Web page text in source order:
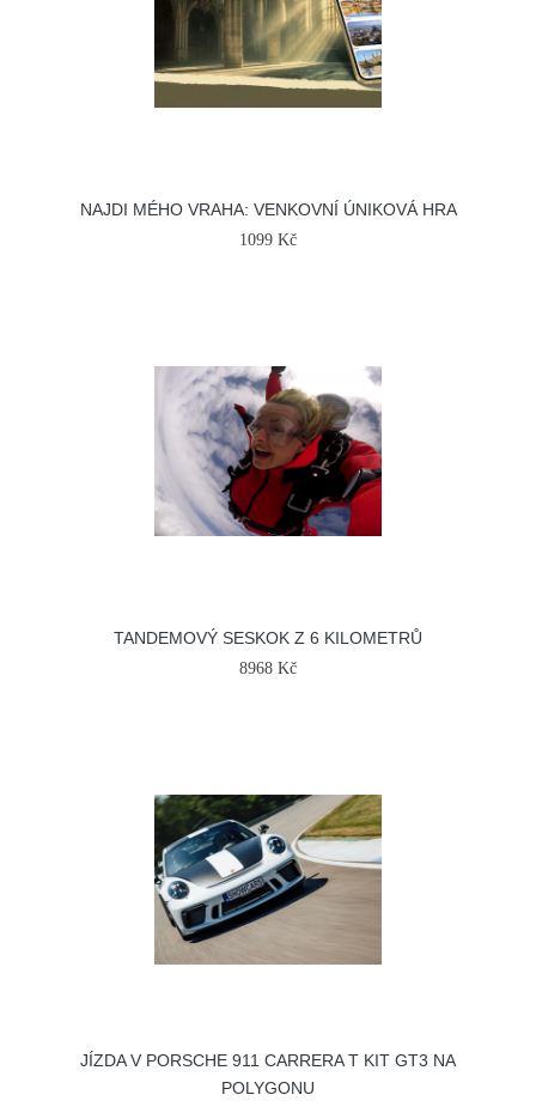
NAJDI MÉHO VRAHA: VENKOVNÍ ÚNIKOVÁ HRA
1099 Kč
TANDEMOVÝ SESKOK Z 6 KILOMETRŮ
8968 Kč
JÍZDA V PORSCHE 911 CARRERA T KIT GT3 NA
POLYGONU